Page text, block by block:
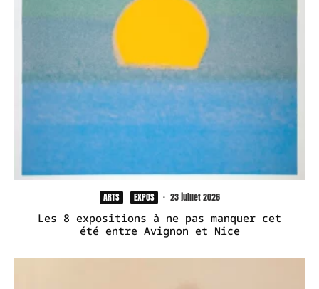
ARTS EXPOS · 23 juillet 2026
Les 8 expositions à ne pas manquer cet
été entre Avignon et Nice